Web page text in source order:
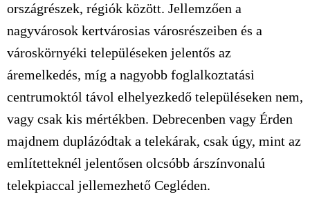
országrészek, régiók között. Jellemzően a
nagyvárosok kertvárosias városrészeiben és a
városkörnyéki településeken jelentős az
áremelkedés, míg a nagyobb foglalkoztatási
centrumoktól távol elhelyezkedő településeken nem,
vagy csak kis mértékben. Debrecenben vagy Érden
majdnem duplázódtak a telekárak, csak úgy, mint az
említetteknél jelentősen olcsóbb árszínvonalú
telekpiaccal jellemezhető Cegléden.